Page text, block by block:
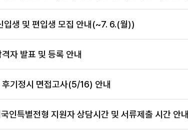
생 및 편입생 모집 안내(~7. 6.(월))
자 발표 및 등록 안내
기정시 면접고사(5/16) 안내
인특별전형 지원자 상담시간 및 서류제출 시간 안내